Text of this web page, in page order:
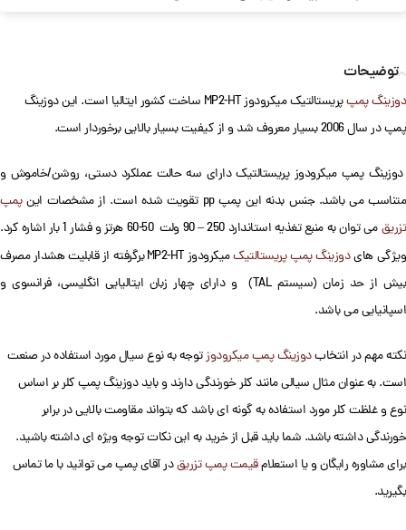
توضیحات
دوزینگ پمپ
پریستالتیک میکرودوز MP2-HT ساخت کشور ایتالیا است. این دوزینگ
پمپ در سال 2006 بسیار معروف شد و از کیفیت بسیار بالایی برخوردار است.
دوزینگ پمپ میکرودوز پریستالتیک دارای سه حالت عملکرد دستی، روشن/خاموش و
متناسب می باشد. جنس بدنه این پمپpp تقویت شده است. از مشخصات این
پمپ
تزریقمی توان بهمنبع تغذیه استاندارد 250 – 90 ولت 50-60 هرتز و فشار 1 بار
اشاره کرد.
ویژگی هایدوزینگ پمپ پریستالتیکمیکرودوز MP2-HT برگرفته ازقابلیت هشدار مصرف
بیش از حد زمان (سیستم TAL) و دارای چهار زبان ایتالیایی انگلیسی، فرانسوی و
اسپانیایی می باشد.
نکته مهم در انتخابدوزینگ پمپ میکرودوزتوجه به نوع سیال مورد استفاده در صنعت
است. به عنوان مثال سیالی مانند کلر خورندگی دارند و باید دوزینگ پمپ کلر بر اساس
نوع و غلظت کلر مورد استفاده به گونه ای باشد که بتواند مقاومت بالایی در برابر
خورندگی داشته باشد. شما باید قبل از خرید به این نکات توجه ویژه ای داشته باشید.
برای مشاوره رایگان و یا استعلامقیمت پمپ تزریقدر آقای پمپ می توانید با ما تماس
بگیرید.